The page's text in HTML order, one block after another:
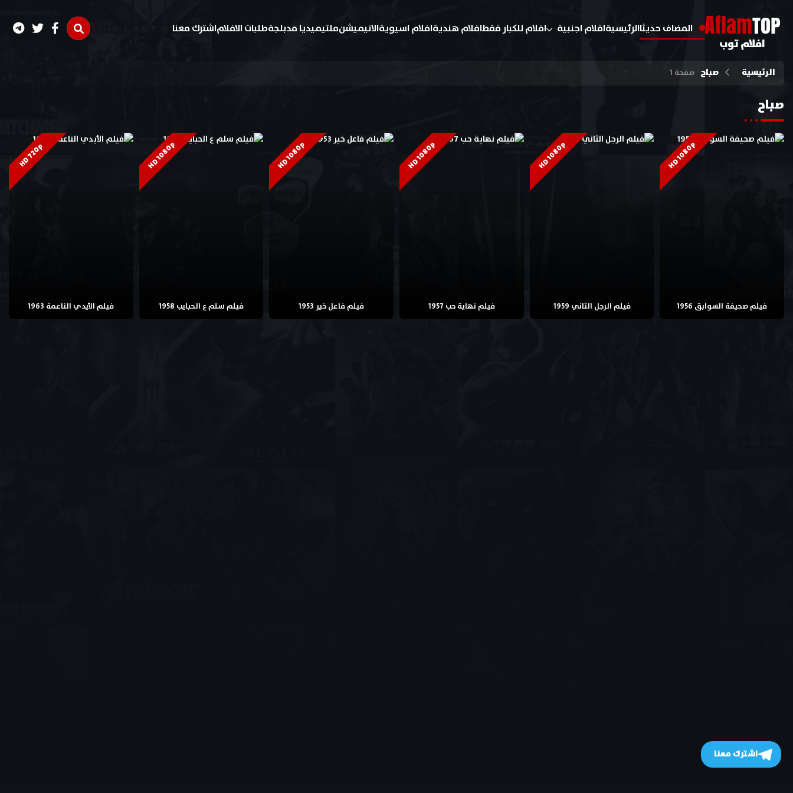
AflamTOP
افلام توب
المضاف حديثاالرئيسيةافلام اجنبية افلام للكبار فقطافلام هنديةافلام اسيويةالانيميشنملتيميديا مدبلجةطلبات الافلاماشترك معنا
الرئيسية صباح صفحة 1
صباح
HD 1080p
فيلم صحيفة السوابق 1956
HD 1080p
فيلم الرجل الثاني 1959
HD 1080p
فيلم نهاية حب 1957
HD 1080p
فيلم فاعل خير 1953
HD 1080p
فيلم سلم ع الحبايب 1958
HD 720p
فيلم الأيدي الناعمة 1963
اشترك معنا